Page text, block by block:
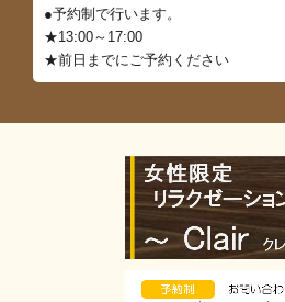
●予約制で行います。
★13:00～17:00
★前日までにご予約ください